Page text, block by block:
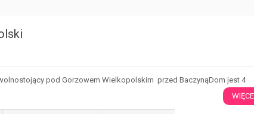
pod Gorzowem Wielkopolskim przed BaczynąDom jest 4